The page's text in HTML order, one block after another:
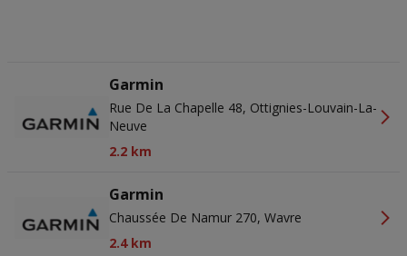
Garmin
Rue De La Chapelle 48, Ottignies-Louvain-La-
Neuve
2.2 km
Garmin
Chaussée De Namur 270, Wavre
2.4 km